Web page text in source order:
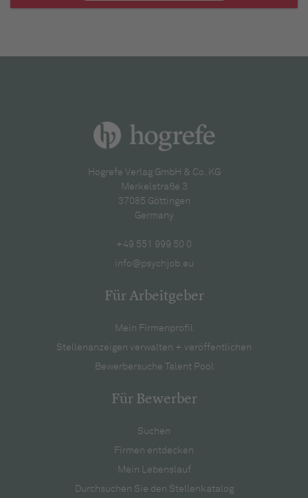
Hogrefe Verlag GmbH & Co. KG
Merkelstraße 3
37085 Göttingen
Germany
+49 551 999 50 0
info@psychjob.eu
Für Arbeitgeber
Mein Firmenprofil
Stellenanzeigen verwalten + veröffentlichen
Bewerbersuche Talent Pool
Für Bewerber
Suchen
Firmen entdecken
Mein Lebenslauf
Durchsuchen Sie den Stellenkatalog